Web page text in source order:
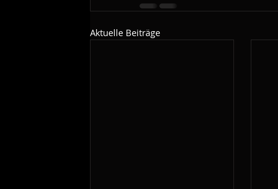
Aktuelle Beiträge